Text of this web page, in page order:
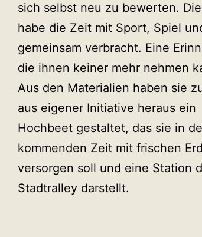
sich selbst neu zu bewerten.
habe die Zeit mit Sport, Spiel
gemeinsam verbracht. Eine
die ihnen keiner mehr nehmen
Aus den Materialien haben sie
aus eigener Initiative heraus ein
Hochbeet gestaltet, das sie in
kommenden Zeit mit frischen
versorgen soll und eine Station
Stadtralley darstellt.